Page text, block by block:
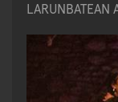
LARUNBATEAN